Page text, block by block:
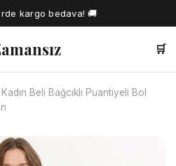
kargo bedava! 🚚
🛒
🔍
Kadın Beli Bağcıklı Puantiyeli Bol